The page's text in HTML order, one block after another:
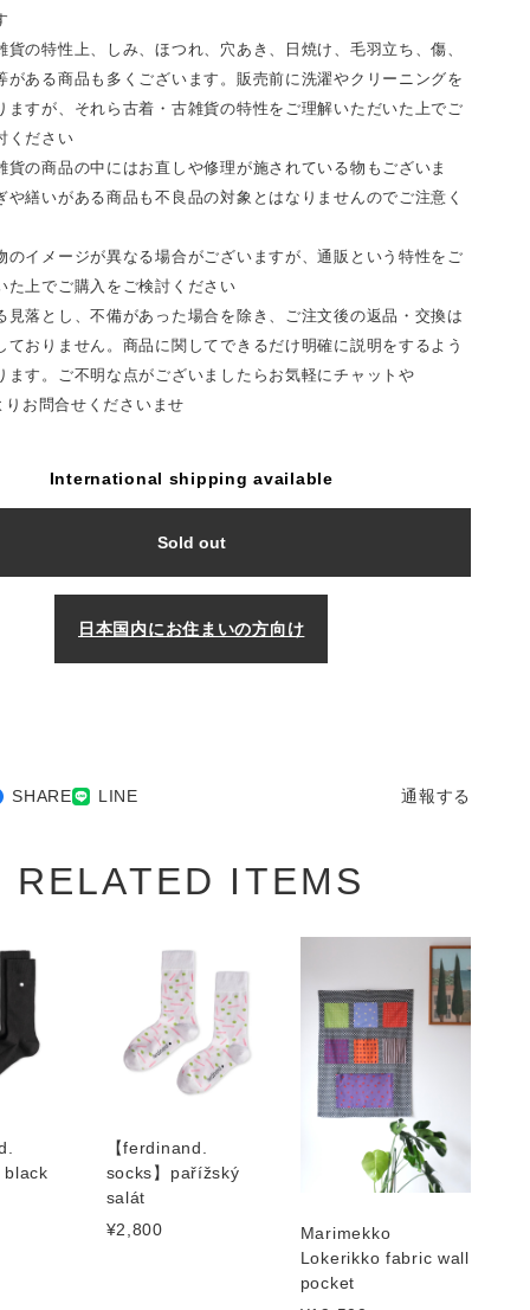
貨の特性上、しみ、ほつれ、穴あき、日焼け、毛羽立ち、傷、
がある商品も多くございます。販売前に洗濯やクリーニングを
ますが、それら古着・古雑貨の特性をご理解いただいた上でご
ください
貨の商品の中にはお直しや修理が施されている物もございま
や繕いがある商品も不良品の対象とはなりませんのでご注意く
のイメージが異なる場合がございますが、通販という特性をご
た上でご購入をご検討ください
見落とし、不備があった場合を除き、ご注文後の返品・交換は
ておりません。商品に関してできるだけ明確に説明をするよう
ます。ご不明な点がございましたらお気軽にチャットや
りお問合せくださいませ
International shipping available
Sold out
日本国内にお住まいの方向け
SHARE LINE 通報する
RELATED ITEMS
black
【ferdinand.
socks】pařížský
salát
¥2,800
Marimekko
Lokerikko fabric wall
pocket